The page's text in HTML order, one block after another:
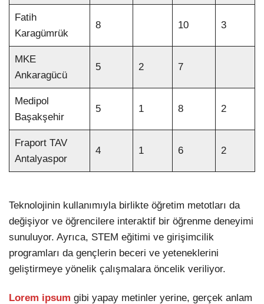
Fatih
Karagümrük
8 10 3
MKE
Ankaragücü
5 2 7
Medipol
Başakşehir
5 1 8 2
Fraport TAV
Antalyaspor
4 1 6 2
Teknolojinin kullanımıyla birlikte öğretim metotları da
değişiyor ve öğrencilere interaktif bir öğrenme deneyimi
sunuluyor. Ayrıca, STEM eğitimi ve girişimcilik
programları da gençlerin beceri ve yeteneklerini
geliştirmeye yönelik çalışmalara öncelik veriliyor.
Lorem ipsum gibi yapay metinler yerine, gerçek anlam